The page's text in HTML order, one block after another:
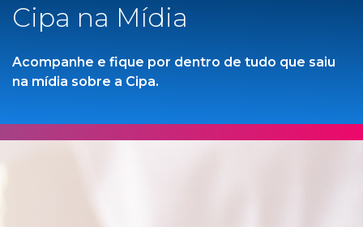
Cipa na Mídia
Acompanhe e fique por dentro de tudo que saiu
na mídia sobre a Cipa.